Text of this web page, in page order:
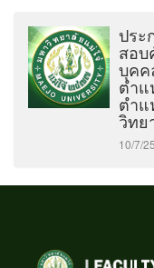
ประ
สอบ
บุคค
ตำแ
ตำแ
วิทย
10/7/